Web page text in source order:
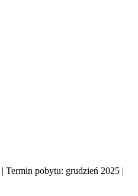
| Termin pobytu: grudzień 2025 |